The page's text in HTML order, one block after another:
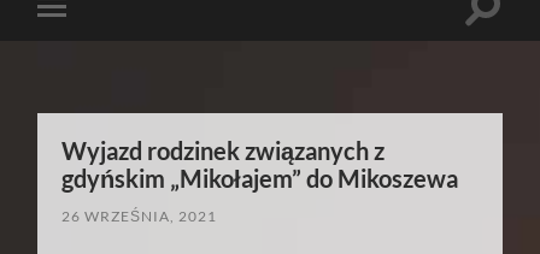
Toggle
Toggle
Wyjazd rodzinek związanych z
gdyńskim „Mikołajem” do Mikoszewa
26 WRZEŚNIA, 2021